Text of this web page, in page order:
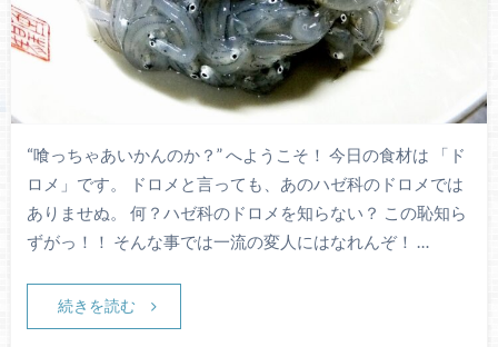
“喰っちゃあいかんのか？” へようこそ！ 今日の食材は 「ド
ロメ」です。 ドロメと言っても、あのハゼ科のドロメでは
ありませぬ。 何？ハゼ科のドロメを知らない？ この恥知ら
ずがっ！！ そんな事では一流の変人にはなれんぞ！ …
続きを読む